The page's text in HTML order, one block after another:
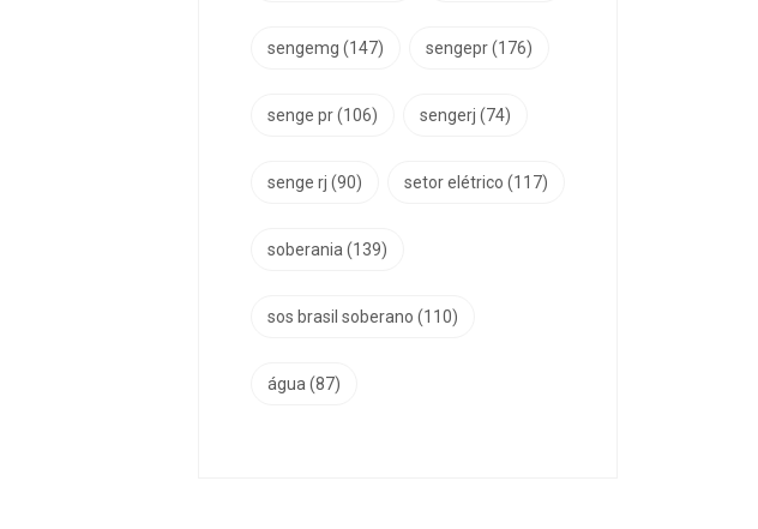
sengemg (147) sengepr(176)
senge pr(106) sengerj (74)
senge rj (90) setor elétrico (117)
soberania (139)
sos brasil soberano (110)
água (87)